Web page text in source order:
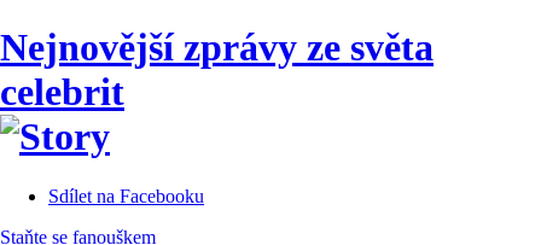
Nejnovější zprávy ze světa
celebrit
Sdílet na Facebooku
Staňte se fanouškem